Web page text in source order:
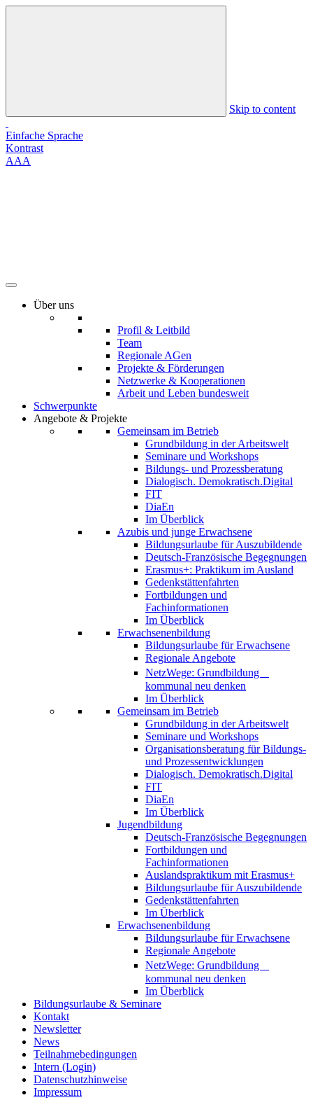
Skip to content
Einfache Sprache
Kontrast
AAA
Über uns
Profil & Leitbild
Team
Regionale AGen
Projekte & Förderungen
Netzwerke & Kooperationen
Arbeit und Leben bundesweit
Schwerpunkte
Angebote & Projekte
Gemeinsam im Betrieb
Grundbildung in der Arbeitswelt
Seminare und Workshops
Bildungs- und Prozessberatung
Dialogisch. Demokratisch.Digital
FIT
DiaEn
Im Überblick
Azubis und junge Erwachsene
Bildungsurlaube für Auszubildende
Deutsch-Französische Begegnungen
Erasmus+: Praktikum im Ausland
Gedenkstättenfahrten
Fortbildungen und
Fachinformationen
Im Überblick
Erwachsenenbildung
Bildungsurlaube für Erwachsene
Regionale Angebote
NetzWege: Grundbildung
kommunal neu denken
Im Überblick
Gemeinsam im Betrieb
Grundbildung in der Arbeitswelt
Seminare und Workshops
Organisationsberatung für Bildungs-
und Prozessentwicklungen
Dialogisch. Demokratisch.Digital
FIT
DiaEn
Im Überblick
Jugendbildung
Deutsch-Französische Begegnungen
Fortbildungen und
Fachinformationen
Auslandspraktikum mit Erasmus+
Bildungsurlaube für Auszubildende
Gedenkstättenfahrten
Im Überblick
Erwachsenenbildung
Bildungsurlaube für Erwachsene
Regionale Angebote
NetzWege: Grundbildung
kommunal neu denken
Im Überblick
Bildungsurlaube & Seminare
Kontakt
Newsletter
News
Teilnahmebedingungen
Intern (Login)
Datenschutzhinweise
Impressum